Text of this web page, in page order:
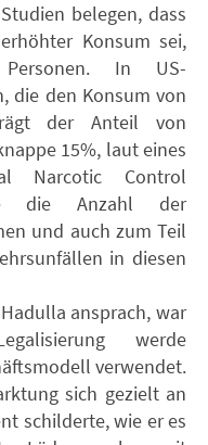
belegen, dass
Konsum sei,
In US-
die den Konsum von
der Anteil von
15%, laut eines
Narcotic Control
die Anzahl der
und auch zum Teil
in diesen
ansprach, war
werde
verwendet.
sich gezielt an
schilderte, wie er es